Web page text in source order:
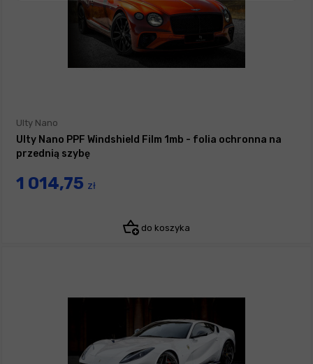
Ulty Nano
Ulty Nano PPF Windshield Film 1mb - folia ochronna na
przednią szybę
1 014,75 zł
do koszyka